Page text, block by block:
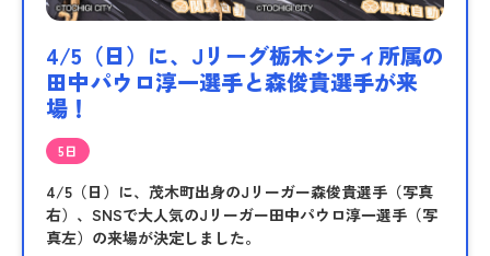
4/5（日）に、Jリーグ栃木シティ所属の
田中パウロ淳一選手と森俊貴選手が来
場！
5日
4/5（日）に、茂木町出身のJリーガー森俊貴選手（写真
右）、SNSで大人気のJリーガー田中パウロ淳一選手（写
真左）の来場が決定しました。